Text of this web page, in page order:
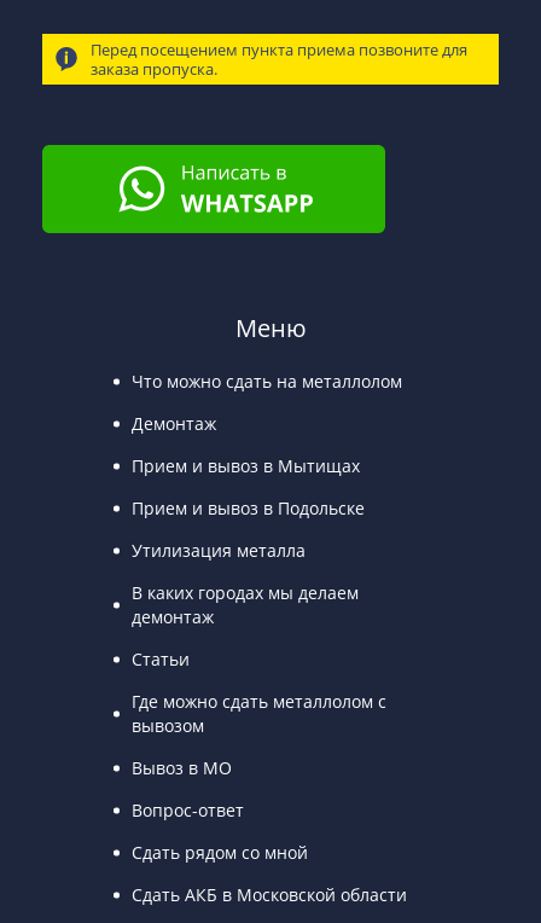
Перед посещением пункта приема позвоните для
заказа пропуска.
Меню
Что можно сдать на металлолом
Демонтаж
Прием и вывоз в Мытищах
Прием и вывоз в Подольске
Утилизация металла
В каких городах мы делаем
демонтаж
Статьи
Где можно сдать металлолом с
вывозом
Вывоз в МО
Вопрос-ответ
Сдать рядом со мной
Сдать АКБ в Московской области